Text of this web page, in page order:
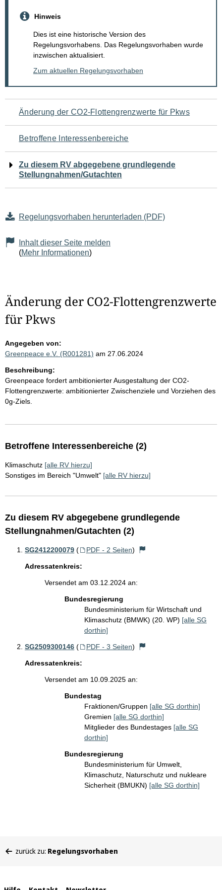
Hinweis
Dies ist eine historische Version des
Regelungsvorhabens. Das Regelungsvorhaben wurde
inzwischen aktualisiert.
Zum aktuellen Regelungsvorhaben
Navigation
für
den
Seiteninhalt
Änderung der CO2-Flottengrenzwerte für Pkws
Betroffene Interessenbereiche
Zu diesem RV abgegebene grundlegende
Stellungnahmen/Gutachten
Regelungsvorhaben herunterladen (PDF)
Inhalt dieser Seite melden
(Mehr Informationen)
Änderung der CO2-Flottengrenzwerte
für Pkws
Angegeben von:
Greenpeace e.V. (R001281) am 27.06.2024
Beschreibung:
Greenpeace fordert ambitionierter Ausgestaltung der CO2-
Flottengrenzwerte: ambitionierter Zwischenziele und Vorziehen des
0g-Ziels.
Betroffene Interessenbereiche (2)
Klimaschutz [alle RV hierzu]
Sonstiges im Bereich "Umwelt" [alle RV hierzu]
Zu diesem RV abgegebene grundlegende
Stellungnahmen/Gutachten (2)
SG2412200079 ( PDF - 2 Seiten)
Adressatenkreis:
Versendet am 03.12.2024 an:
Bundesregierung
Bundesministerium für Wirtschaft und
Klimaschutz (BMWK) (20. WP) [alle SG
dorthin]
SG2509300146 ( PDF - 3 Seiten)
Adressatenkreis:
Versendet am 10.09.2025 an:
Bundestag
Fraktionen/Gruppen [alle SG dorthin]
Gremien [alle SG dorthin]
Mitglieder des Bundestages [alle SG
dorthin]
Bundesregierung
Bundesministerium für Umwelt,
Klimaschutz, Naturschutz und nukleare
Sicherheit (BMUKN) [alle SG dorthin]
befinden
zurück zu: Regelungsvorhaben